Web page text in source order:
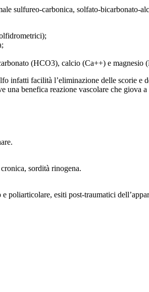
sulfureo-carbonica, solfato-bicarbonato-
(HCO3), calcio (Ca++) e magnesio
facilità l’eliminazione delle scorie e
benefica reazione vascolare che
sordità rinogena.
poliarticolare, esiti post-traumatici